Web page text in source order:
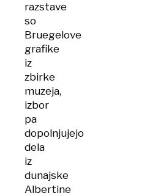
razstave
so
Bruegelove
grafike
iz
zbirke
muzeja,
izbor
pa
dopolnjujejo
dela
iz
dunajske
Albertine